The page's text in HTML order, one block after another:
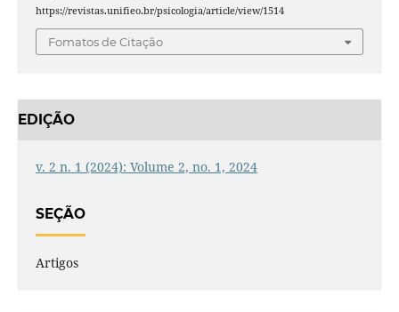
https://revistas.unifieo.br/psicologia/article/view/1514
Fomatos de Citação
EDIÇÃO
v. 2 n. 1 (2024): Volume 2, no. 1, 2024
SEÇÃO
Artigos